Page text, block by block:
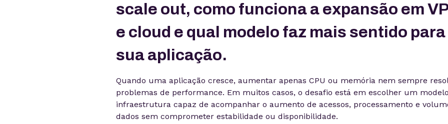
scale out, como funciona a expansão em
e cloud e qual modelo faz mais sentido para
sua aplicação.
Quando uma aplicação cresce, aumentar apenas CPU ou memória nem sempre
problemas de performance. Em muitos casos, o desafio está em escolher um
infraestrutura capaz de acompanhar o aumento de acessos, processamento e
dados sem comprometer estabilidade ou disponibilidade.